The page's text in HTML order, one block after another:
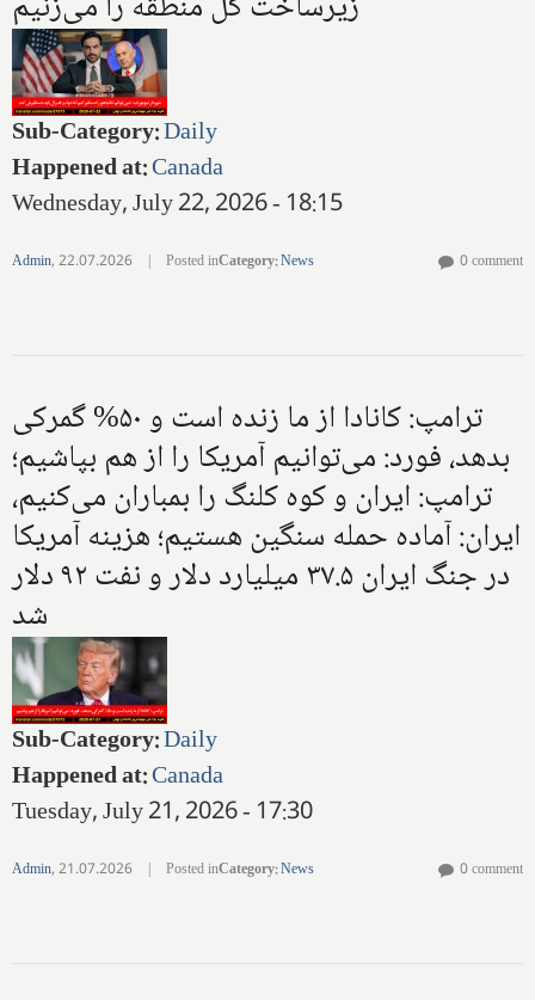
Sub-Category:Daily
Happened at:Canada
Wednesday, July 22, 2026 - 18:15
Admin,22.07.2026 | Posted inCategory:News 0 comment
ترامپ: کانادا از ما زنده است و ۵۰% گمرکی
بدهد، فورد: می‌توانیم آمریکا را از هم بپاشیم؛
ترامپ: ایران و کوه کلنگ را بمباران می‌کنیم،
ایران: آماده حمله سنگین هستیم؛ هزینه آمریکا
در جنگ ایران ۳۷.۵ میلیارد دلار و نفت ۹۲ دلار
شد
Sub-Category:Daily
Happened at:Canada
Tuesday, July 21, 2026 - 17:30
Admin,21.07.2026 | Posted inCategory:News 0 comment